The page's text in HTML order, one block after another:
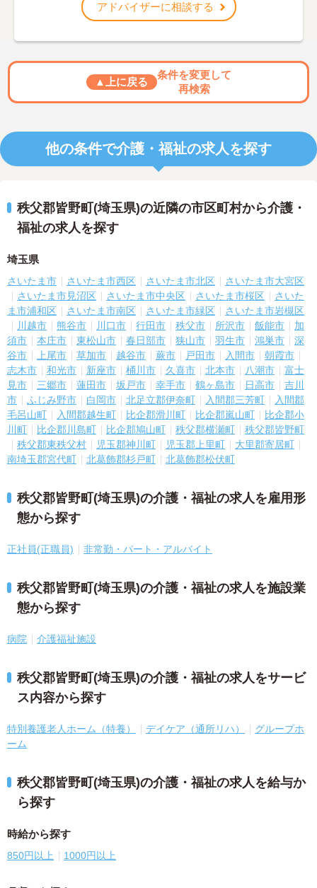
アドバイザーに相談する
▲上に戻る
条件を変更して
再検索
他の条件で介護・福祉の求人を探す
秩父郡皆野町(埼玉県)の近隣の市区町村から介護・
福祉の求人を探す
埼玉県
さいたま市 さいたま市西区 さいたま市北区
さいたま市大宮区
さいたま市見沼区
さいたま市中央区 さいたま市桜区
さいた
ま市浦和区
さいたま市南区 さいたま市緑区
さいたま市岩槻区
川越市
熊谷市 川口市 行田市 秩父市 所沢市 飯能市
加
須市
本庄市 東松山市 春日部市 狭山市 羽生市 鴻巣市
深
谷市
上尾市 草加市 越谷市 蕨市 戸田市 入間市
朝霞市
志木市
和光市 新座市 桶川市 久喜市 北本市 八潮市
富士
見市
三郷市 蓮田市 坂戸市 幸手市 鶴ヶ島市 日高市
吉川
市
ふじみ野市 白岡市 北足立郡伊奈町 入間郡三芳町
入間郡
毛呂山町
入間郡越生町 比企郡滑川町 比企郡嵐山町
比企郡小
川町
比企郡川島町 比企郡鳩山町 秩父郡横瀬町
秩父郡皆野町
秩父郡東秩父村
児玉郡神川町 児玉郡上里町
大里郡寄居町
南埼玉郡宮代町
北葛飾郡杉戸町 北葛飾郡松伏町
秩父郡皆野町(埼玉県)の介護・福祉の求人を雇用形
態から探す
正社員(正職員) 非常勤・パート・アルバイト
秩父郡皆野町(埼玉県)の介護・福祉の求人を施設業
態から探す
病院 介護福祉施設
秩父郡皆野町(埼玉県)の介護・福祉の求人をサービ
ス内容から探す
特別養護老人ホーム（特養） デイケア（通所リハ）
グループホ
ーム
秩父郡皆野町(埼玉県)の介護・福祉の求人を給与か
ら探す
時給から探す
850円以上 1000円以上